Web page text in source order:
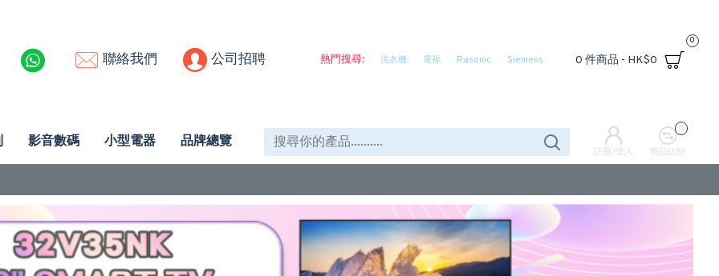
聯絡我們 公司招聘 熱門搜尋: 洗衣機 電視 Rasonic Siemens 0 件商品 - HK$0
0
影音數碼 小型電器 品牌總覽
註冊/登入 商品比較
0